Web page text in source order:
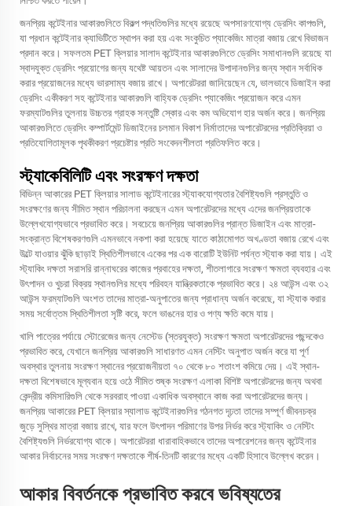
জনপ্রিয় কন্টেইনার আকারগুলিতে বিকল্প পদ্ধতিগুলির মধ্যে রয়েছে অপসারণযোগ্য ড্রেসিং কাপগুলি,
যা প্রধান কন্টেইনার ক্যাভিটিতে স্থাপন করা হয় এবং সংকুচিত প্যাকেজিং মাত্রা বজায় রেখে বিভাজন
প্রদান করে। সফলতম PET ক্লিয়ার সালাদ কন্টেইনার আকারগুলিতে ড্রেসিং সমাধানগুলি রয়েছে যা
স্বাদযুক্ত ড্রেসিং প্রয়োগের জন্য যথেষ্ট আয়তন এবং সালাদের উপাদানগুলির জন্য স্থান সর্বাধিক
করার প্রয়োজনের মধ্যে ভারসাম্য বজায় রাখে। অপারেটররা জানিয়েছেন যে, ভালভাবে ডিজাইন করা
ড্রেসিং একীকরণ সহ কন্টেইনার আকারগুলি বাহ্যিক ড্রেসিং প্যাকেজিং প্রয়োজন করে এমন
ফরম্যাটগুলির তুলনায় উচ্চতর গ্রাহক সন্তুষ্টি স্কোর এবং কম অভিযোগ হার অর্জন করে। জনপ্রিয়
আকারগুলিতে ড্রেসিং কম্পার্টমেন্ট ডিজাইনের চলমান বিকাশ নির্মাতাদের অপারেটরদের প্রতিক্রিয়া ও
প্রতিযোগিতামূলক পৃথকীকরণ প্রচেষ্টার প্রতি সংবেদনশীলতা প্রতিফলিত করে।
স্ট্যাকেবিলিটি এবং সংরক্ষণ দক্ষতা
বিভিন্ন আকারের PET ক্লিয়ার সালাড কন্টেইনারের স্ট্যাকযোগ্যতার বৈশিষ্ট্যগুলি প্রস্তুতি ও
সংরক্ষণের জন্য সীমিত স্থান পরিচালনা করছেন এমন অপারেটরদের মধ্যে এদের জনপ্রিয়তাকে
উল্লেখযোগ্যভাবে প্রভাবিত করে। সবচেয়ে জনপ্রিয় আকারগুলির প্রান্ত ডিজাইন এবং মাত্রা-
সংক্রান্ত বিশেষকরণগুলি এমনভাবে নকশা করা হয়েছে যাতে কাঠামোগত অখণ্ডতা বজায় রেখে এবং
উল্টে যাওয়ার ঝুঁকি ছাড়াই স্থিতিশীলভাবে একের পর এক বারোটি ইউনিট পর্যন্ত স্ট্যাক করা যায়। এই
স্ট্যাকিং দক্ষতা সরাসরি রান্নাঘরের কাজের প্রবাহের দক্ষতা, শীতলাগারে সংরক্ষণ ক্ষমতা ব্যবহার এবং
উৎপাদন ও খুচরা বিক্রয় স্থানগুলির মধ্যে পরিবহন যান্ত্রিকতাকে প্রভাবিত করে। ২৪ আউন্স এবং ৩২
আউন্স ফরম্যাটগুলি অংশত তাদের মাত্রা-অনুপাতের জন্য প্রাধান্য অর্জন করেছে, যা স্ট্যাক করার
সময় সর্বোত্তম স্থিতিশীলতা সৃষ্টি করে, ফলে ভাঙনের হার ও পণ্য ক্ষতি কমে যায়।
খালি পাত্রের পর্যায়ে স্টোরেজের জন্য নেস্টেড (স্তরযুক্ত) সংরক্ষণ ক্ষমতা অপারেটরদের পছন্দকেও
প্রভাবিত করে, যেখানে জনপ্রিয় আকারগুলি সাধারণত এমন নেস্টিং অনুপাত অর্জন করে যা পূর্ণ
অবস্থার তুলনায় সংরক্ষণ স্থানের প্রয়োজনীয়তা ৭০ থেকে ৮০ শতাংশ কমিয়ে দেয়। এই স্থান-
দক্ষতা বিশেষভাবে মূল্যবান হয়ে ওঠে সীমিত শুষ্ক সংরক্ষণ এলাকা বিশিষ্ট অপারেটরদের জন্য অথবা
কেন্দ্রীয় কমিসারিগুলি থেকে সরবরাহ পাওয়া একাধিক অবস্থানে কাজ করা অপারেটরদের জন্য।
জনপ্রিয় আকারের PET ক্লিয়ার স্যালাড কন্টেইনারগুলির গঠনগত দৃঢ়তা তাদের সম্পূর্ণ জীবনচক্র
জুড়ে সুস্থির মাত্রা বজায় রাখে, যার ফলে উৎপাদন পরিমাণের উপর নির্ভর করে স্ট্যাকিং ও নেস্টিং
বৈশিষ্ট্যগুলি নির্ভরযোগ্য থাকে। অপারেটররা ধারাবাহিকভাবে তাদের অপারেশনের জন্য কন্টেইনার
আকার নির্বাচনের সময় সংরক্ষণ দক্ষতাকে শীর্ষ-তিনটি কারণের মধ্যে একটি হিসাবে উল্লেখ করেন।
আকার বিবর্তনকে প্রভাবিত করবে ভবিষ্যতের